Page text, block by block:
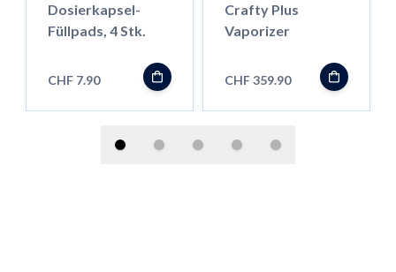
Dosierkapsel-
Füllpads, 4 Stk.
CHF 7.90
Crafty Plus
Vaporizer
CHF 359.90